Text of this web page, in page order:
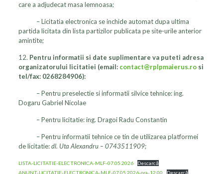
care a adjudecat masa lemnoasa;
– Licitatia electronica se inchide automat dupa ultima
partida licitata din lista partizilor publicata pe site-urile anterior
amintite;
12. Pentru informatii si date suplimentare va puteti adresa
organizatorului licitatiei (email: contact@rplpmaierus.rosi
tel/fax: 0268284906):
– Pentru preselectie si informatii silvice tehnice: ing.
Dogaru Gabriel Nicolae
– Pentru licitatie: ing. Dragoi Radu Constantin
– Pentru informatii tehnice ce tin de utilizarea platformei
de licitatie:dl. Uta Alexandru – 0743511909;
LISTA-LICITATIE-ELECTRONICA-MLF-07.05.2026
Descarcă
ANUNT-LICITATIE-ELECTRONICA-MLF-07.05.2026-ora-12.00
Descarcă